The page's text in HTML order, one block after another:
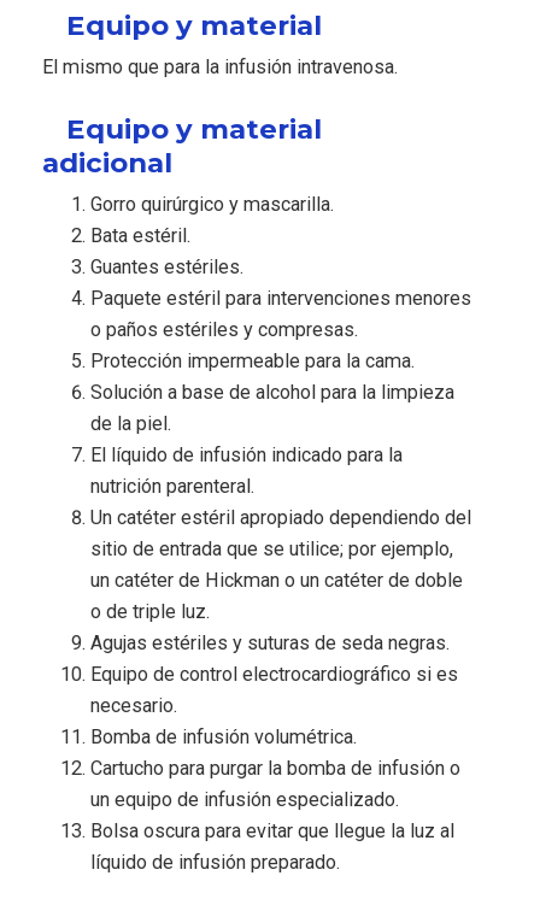
Equipo y material
El mismo que para la infusión intravenosa.
Equipo y material
adicional
Gorro quirúrgico y mascarilla.
Bata estéril.
Guantes estériles.
Paquete estéril para intervenciones menores
o paños estériles y compresas.
Protección impermeable para la cama.
Solución a base de alcohol para la limpieza
de la piel.
El líquido de infusión indicado para la
nutrición parenteral.
Un catéter estéril apropiado dependiendo del
sitio de entrada que se utilice; por ejemplo,
un catéter de Hickman o un catéter de doble
o de triple luz.
Agujas estériles y suturas de seda negras.
Equipo de control electrocardiográfico si es
necesario.
Bomba de infusión volumétrica.
Cartucho para purgar la bomba de infusión o
un equipo de infusión especializado.
Bolsa oscura para evitar que llegue la luz al
líquido de infusión preparado.